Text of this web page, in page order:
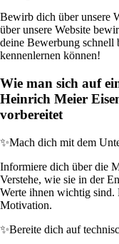
Bewirb dich über unsere
über unsere Website
deine Bewerbung
kennenlernen können!
Wie man sich auf
Heinrich Meier
vorbereitet
✨Mach dich mit dem
Informiere dich über die
Verstehe, wie sie in der
Werte ihnen wichtig sind.
Motivation.
✨Bereite dich auf